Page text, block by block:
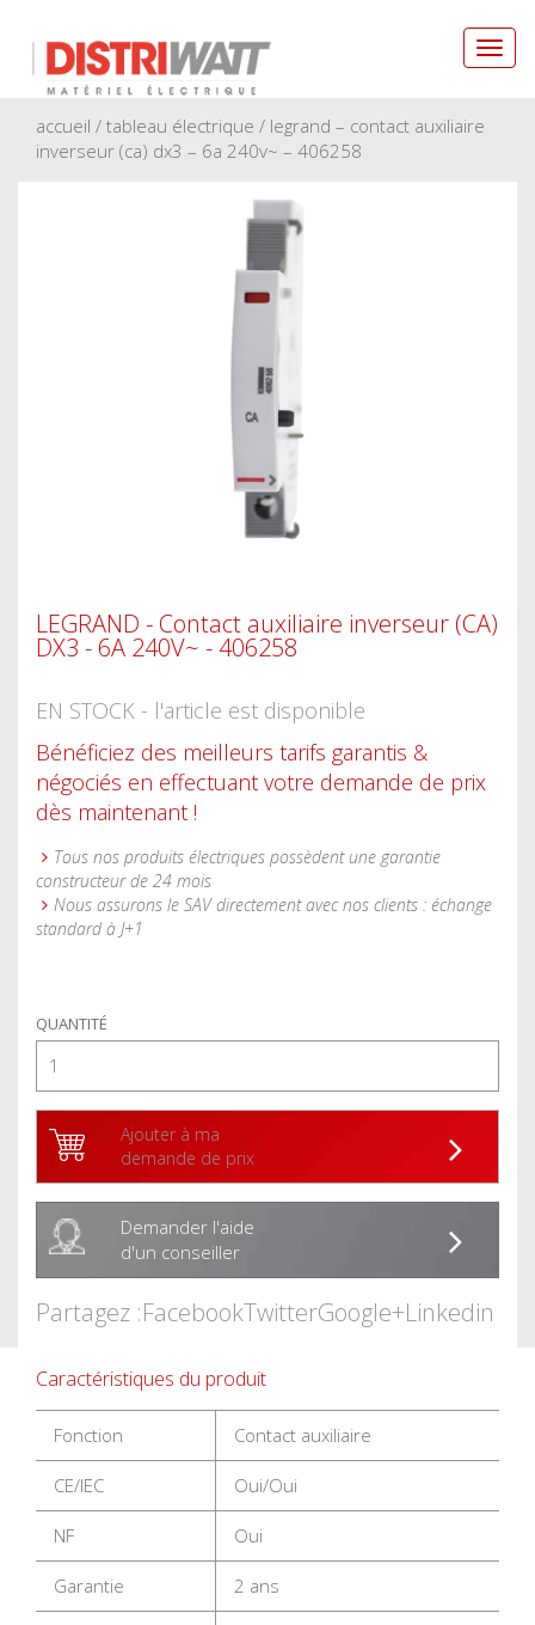
accueil / tableau électrique / legrand – contact auxiliaire
inverseur (ca) dx3 – 6a 240v~ – 406258
LEGRAND - Contact auxiliaire inverseur (CA)
DX3 - 6A 240V~ - 406258
EN STOCK - l'article est disponible
Bénéficiez des meilleurs tarifs garantis &
négociés en effectuant votre demande de prix
dès maintenant !
Tous nos produits électriques possèdent une garantie
constructeur de 24 mois
Nous assurons le SAV directement avec nos clients : échange
standard à J+1
QUANTITÉ
Ajouter à ma
demande de prix
Demander l'aide
d'un conseiller
Partagez :FacebookTwitterGoogle+Linkedin
Caractéristiques du produit
Fonction Contact auxiliaire
CE/IEC Oui/Oui
NF Oui
Garantie 2 ans